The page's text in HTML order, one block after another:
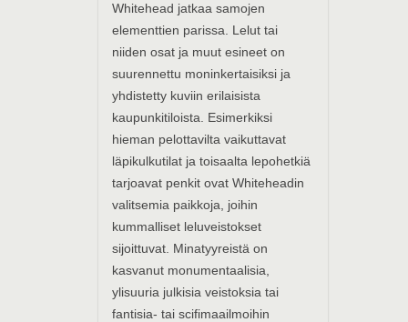
Whitehead jatkaa samojen
elementtien parissa. Lelut tai
niiden osat ja muut esineet on
suurennettu moninkertaisiksi ja
yhdistetty kuviin erilaisista
kaupunkitiloista. Esimerkiksi
hieman pelottavilta vaikuttavat
läpikulkutilat ja toisaalta lepohetkiä
tarjoavat penkit ovat Whiteheadin
valitsemia paikkoja, joihin
kummalliset leluveistokset
sijoittuvat. Minatyyreistä on
kasvanut monumentaalisia,
ylisuuria julkisia veistoksia tai
fantisia- tai scifimaailmoihin